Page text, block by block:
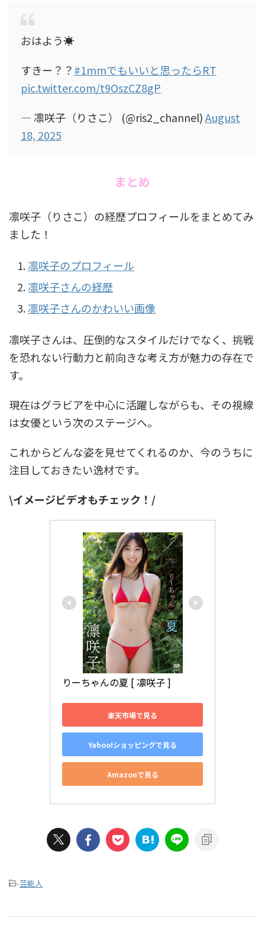
おはよう☀️
すきー？？#1mmでもいいと思ったらRT
pic.twitter.com/t9OszCZ8gP
— 凛咲子（りさこ） (@ris2_channel)August
18, 2025
まとめ
凛咲子（りさこ）の経歴プロフィールをまとめてみ
ました！
凛咲子のプロフィール
凛咲子さんの経歴
凛咲子さんのかわいい画像
凛咲子さんは、圧倒的なスタイルだけでなく、挑戦
を恐れない行動力と前向きな考え方が魅力の存在で
す。
現在はグラビアを中心に活躍しながらも、その視線
は女優という次のステージへ。
これからどんな姿を見せてくれるのか、今のうちに
注目しておきたい逸材です。
\イメージビデオもチェック！/
りーちゃんの夏 [ 凛咲子 ]
楽天市場で見る
Yahoo!ショッピングで見る
Amazonで見る
-芸能人